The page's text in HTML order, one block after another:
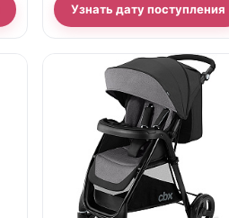
Узнать дату поступления